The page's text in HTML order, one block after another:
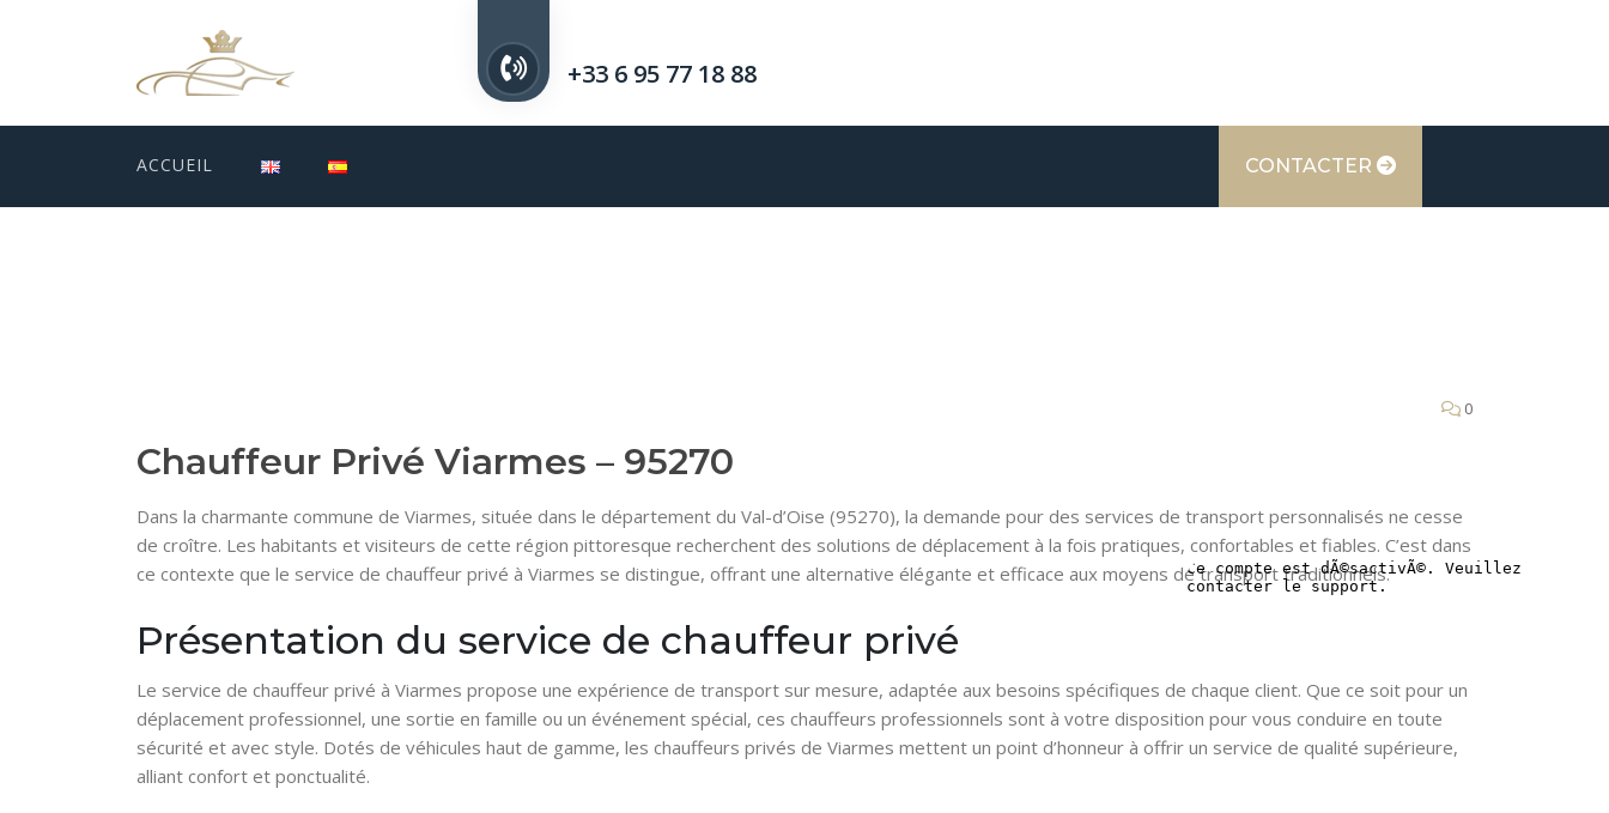
+33 6 95 77 18 88
ACCUEIL CONTACTER
0
Chauffeur Privé Viarmes – 95270
Dans la charmante commune de Viarmes, située dans le département du Val-d’Oise (95270), la demande pour des services de transport personnalisés ne cesse
de croître. Les habitants et visiteurs de cette région pittoresque recherchent des solutions de déplacement à la fois pratiques, confortables et fiables. C’est dans
ce contexte que le service de chauffeur privé à Viarmes se distingue, offrant une alternative élégante et efficace aux moyens de transport traditionnels.
Présentation du service de chauffeur privé
Le service de chauffeur privé à Viarmes propose une expérience de transport sur mesure, adaptée aux besoins spécifiques de chaque client. Que ce soit pour un
déplacement professionnel, une sortie en famille ou un événement spécial, ces chauffeurs professionnels sont à votre disposition pour vous conduire en toute
sécurité et avec style. Dotés de véhicules haut de gamme, les chauffeurs privés de Viarmes mettent un point d’honneur à offrir un service de qualité supérieure,
alliant confort et ponctualité.